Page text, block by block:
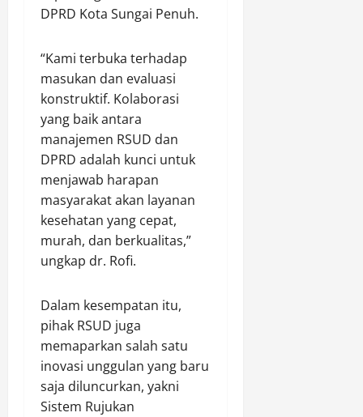
DPRD Kota Sungai Penuh.
“Kami terbuka terhadap
masukan dan evaluasi
konstruktif. Kolaborasi
yang baik antara
manajemen RSUD dan
DPRD adalah kunci untuk
menjawab harapan
masyarakat akan layanan
kesehatan yang cepat,
murah, dan berkualitas,”
ungkap dr. Rofi.
Dalam kesempatan itu,
pihak RSUD juga
memaparkan salah satu
inovasi unggulan yang baru
saja diluncurkan, yakni
Sistem Rujukan